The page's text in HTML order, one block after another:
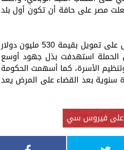
مصر على حافة أن تكون أول بلد
وأوضح المركز أن المنتدى أشار في تقريره إلى أن مصر نجحت في الحصول على تمويل بقيمة 530 مليون دولار
الحملة استهدفت بذل جهود أوسع
وتنظيم الأسرة، كما أسهمت الحكومة
من وفرة سنوية بعد القضاء على المرض يعد
على فيروس سي